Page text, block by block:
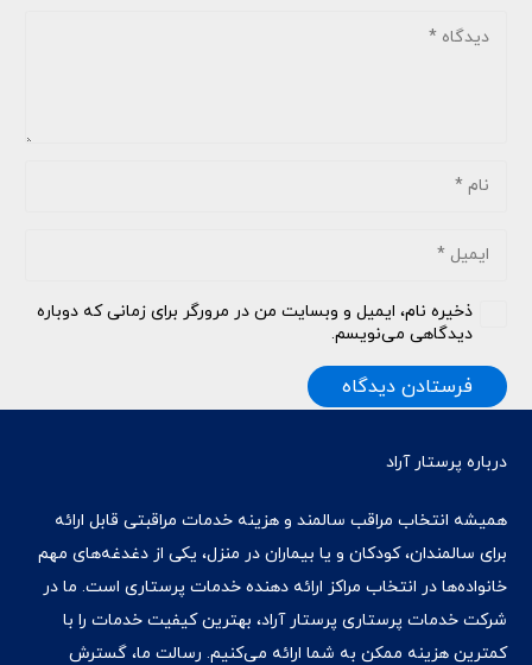
ذخیره نام، ایمیل و وبسایت من در مرورگر برای زمانی که دوباره
دیدگاهی می‌نویسم.
فرستادن دیدگاه
درباره پرستار آراد
همیشه انتخاب مراقب سالمند و هزینه خدمات مراقبتی قابل ارائه
برای سالمندان، کودکان و یا بیماران در منزل، یکی از دغدغه‌های مهم
خانواده‌ها در انتخاب مراکز ارائه دهنده خدمات پرستاری است. ما در
شرکت خدمات پرستاری پرستار آراد، بهترین کیفیت خدمات را با
کمترین هزینه ممکن به شما ارائه می‌کنیم. رسالت ما، گسترش